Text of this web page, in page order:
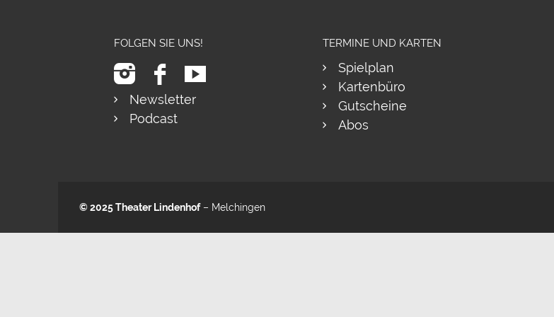
FOLGEN SIE UNS!
Newsletter
Podcast
TERMINE UND KARTEN
Spielplan
Kartenbüro
Gutscheine
Abos
© 2025Theater Lindenhof– Melchingen